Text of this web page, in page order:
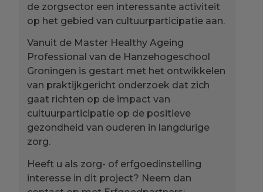
de zorgsector een interessante activiteit
op het gebied van cultuurparticipatie aan.
Vanuit de Master Healthy Ageing
Professional van de Hanzehogeschool
Groningen is gestart met het ontwikkelen
van praktijkgericht onderzoek dat zich
gaat richten op de impact van
cultuurparticipatie op de positieve
gezondheid van ouderen in langdurige
zorg.
Heeft u als zorg- of erfgoedinstelling
interesse in dit project? Neem dan